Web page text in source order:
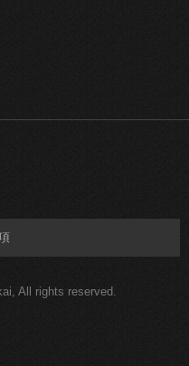
All rights reserved.